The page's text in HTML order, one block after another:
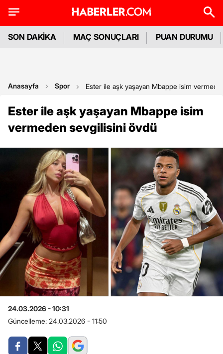
SON DAKİKA MAÇ SONUÇLARI PUAN DURUMU
Anasayfa Spor Ester ile aşk yaşayan Mbappe isim
Ester ile aşk yaşayan Mbappe isim
vermeden sevgilisini övdü
24.03.2026 - 10:31
Güncelleme: 24.03.2026 - 11:50